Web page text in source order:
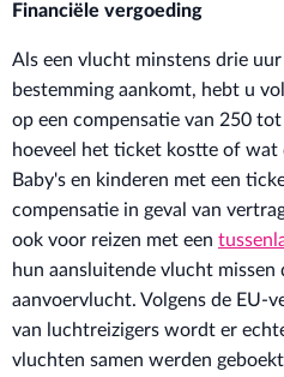
Financiële vergoeding
Als een vlucht minstens drie
bestemming aankomt, hebt u
op een compensatie van 250
hoeveel het ticket kostte of wat
Baby's en kinderen met een
compensatie in geval van
ook voor reizen met een
hun aansluitende vlucht missen
aanvoervlucht. Volgens de EU-
van luchtreizigers wordt er
vluchten samen werden